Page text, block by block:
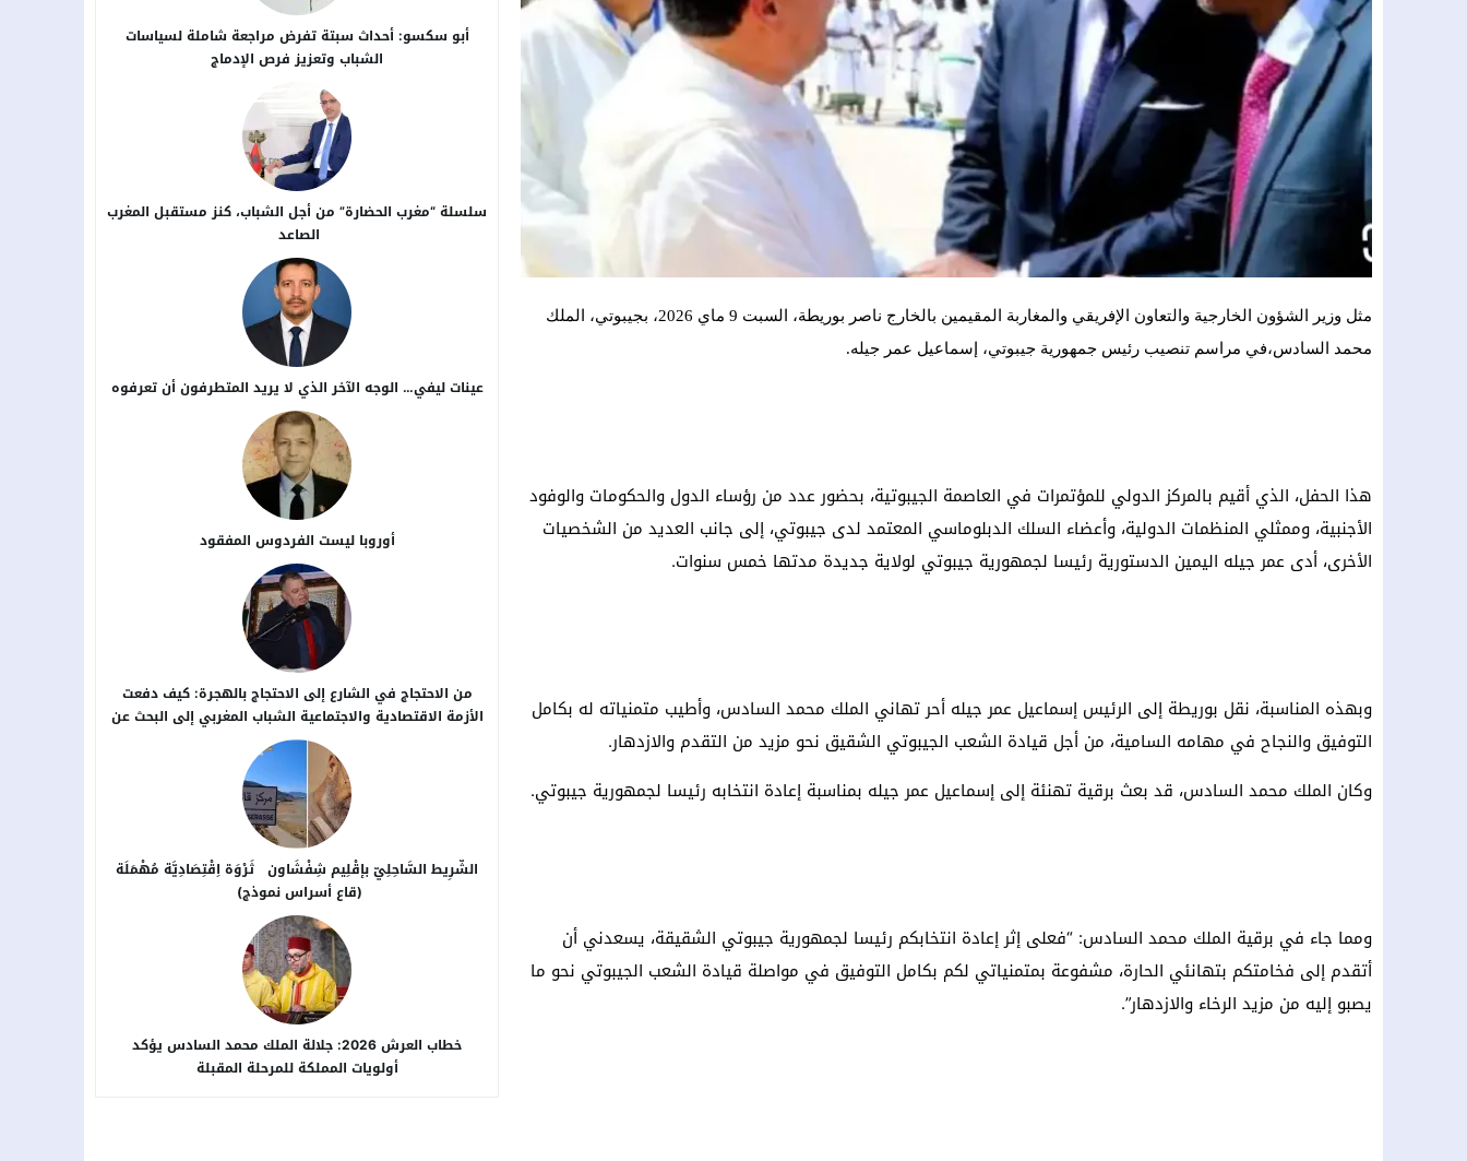
مثل وزير الشؤون الخارجية والتعاون الإفريقي والمغاربة المقيمين بالخارج ناصر بوريطة، السبت 9 ماي 2026، بجيبوتي، الملك
محمد السادس،في مراسم تنصيب رئيس جمهورية جيبوتي، إسماعيل عمر جيله.
هذا الحفل، الذي أقيم بالمركز الدولي للمؤتمرات في العاصمة الجيبوتية، بحضور عدد من رؤساء الدول والحكومات والوفود
الأجنبية، وممثلي المنظمات الدولية، وأعضاء السلك الدبلوماسي المعتمد لدى جيبوتي، إلى جانب العديد من الشخصيات
الأخرى، أدى عمر جيله اليمين الدستورية رئيسا لجمهورية جيبوتي لولاية جديدة مدتها خمس سنوات.
وبهذه المناسبة، نقل بوريطة إلى الرئيس إسماعيل عمر جيله أحر تهاني الملك محمد السادس، وأطيب متمنياته له بكامل
التوفيق والنجاح في مهامه السامية، من أجل قيادة الشعب الجيبوتي الشقيق نحو مزيد من التقدم والازدهار.
وكان الملك محمد السادس، قد بعث برقية تهنئة إلى إسماعيل عمر جيله بمناسبة إعادة انتخابه رئيسا لجمهورية جيبوتي.
ومما جاء في برقية الملك محمد السادس: “فعلى إثر إعادة انتخابكم رئيسا لجمهورية جيبوتي الشقيقة، يسعدني أن
أتقدم إلى فخامتكم بتهانئي الحارة، مشفوعة بمتمنياتي لكم بكامل التوفيق في مواصلة قيادة الشعب الجيبوتي نحو ما
يصبو إليه من مزيد الرخاء والازدهار”.
أبو سكسو: أحداث سبتة تفرض مراجعة شاملة لسياسات
الشباب وتعزيز فرص الإدماج
سلسلة “مغرب الحضارة” من أجل ​الشباب، كنز مستقبل المغرب
الصاعد
عينات ليفي… الوجه الآخر الذي لا يريد المتطرفون أن تعرفوه
أوروبا ليست الفردوس المفقود
من الاحتجاج في الشارع إلى الاحتجاج بالهجرة: كيف دفعت
الأزمة الاقتصادية والاجتماعية الشباب المغربي إلى البحث عن
بدائل خارج الوطن؟
الشَّرِيط السَّاحِلِيّ بإقْلِيم شِفْشَاون ثَرْوَة اِقْتِصَادِيَّة مُهْمَلَة
(قاع أسراس نموذج)
خطاب العرش 2026: جلالة الملك محمد السادس يؤكد
أولويات المملكة للمرحلة المقبلة